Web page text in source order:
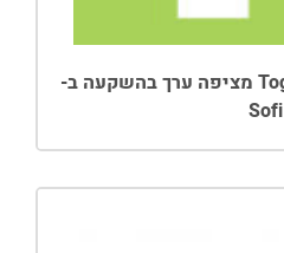
חברת ההשקעות Together מציפה ערך בהשקעה ב-
Sofi